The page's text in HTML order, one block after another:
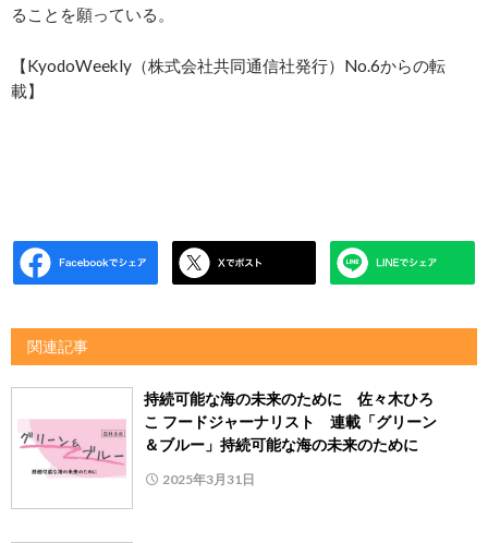
ることを願っている。
【KyodoWeekly（株式会社共同通信社発行）No.6からの転
載】
関連記事
持続可能な海の未来のために 佐々木ひろ
こ フードジャーナリスト 連載「グリーン
＆ブルー」持続可能な海の未来のために
2025年3月31日